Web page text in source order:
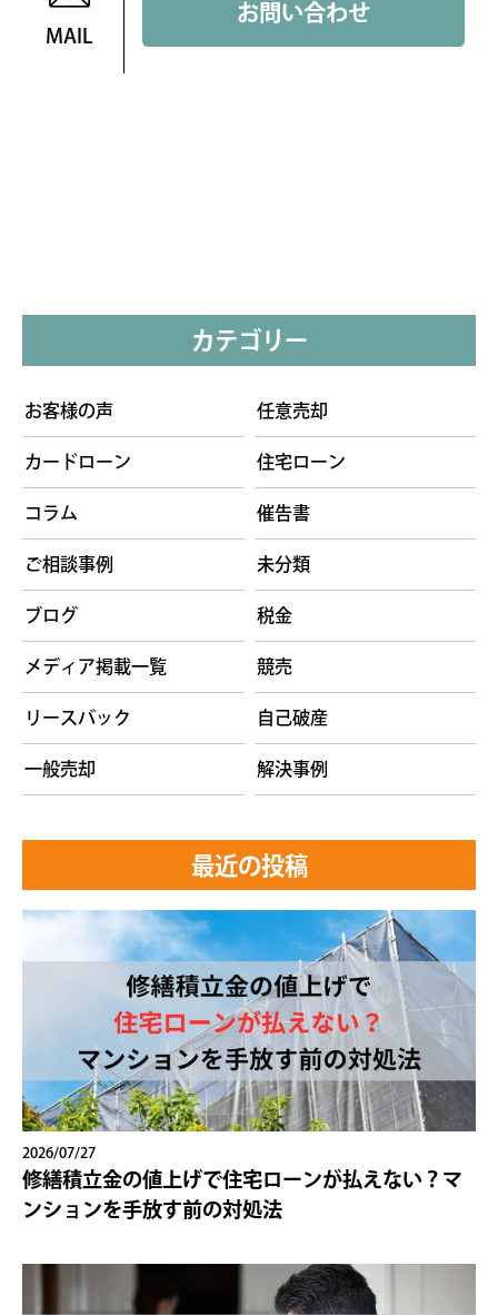
MAIL
お問い合わせ
カテゴリー
お客様の声
カードローン
コラム
ご相談事例
ブログ
メディア掲載一覧
リースバック
一般売却
任意売却
住宅ローン
催告書
未分類
税金
競売
自己破産
解決事例
最近の投稿
2026/07/27
修繕積立金の値上げで住宅ローンが払えない？マ
ンションを手放す前の対処法